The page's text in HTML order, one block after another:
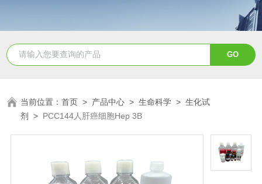
当前位置：首页 > 产品中心 >生命科学 >生化试
剂 > PCC144人肝癌细胞Hep 3B